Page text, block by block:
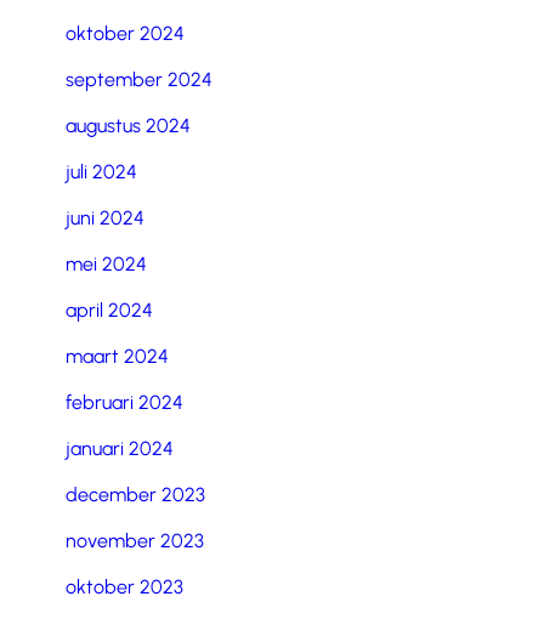
oktober 2024
september 2024
augustus 2024
juli 2024
juni 2024
mei 2024
april 2024
maart 2024
februari 2024
januari 2024
december 2023
november 2023
oktober 2023